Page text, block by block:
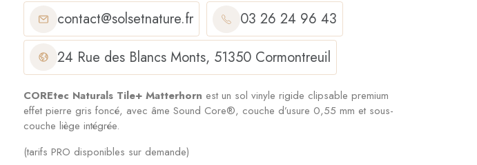
contact@solsetnature.fr
03 26 24 96 43
24 Rue des Blancs Monts, 51350 Cormontreuil
COREtec Naturals Tile+ Matterhorn est un sol vinyle rigide clipsable premium
effet pierre gris foncé, avec âme Sound Core®, couche d’usure 0,55 mm et sous-
couche liège intégrée.
(tarifs PRO disponibles sur demande)